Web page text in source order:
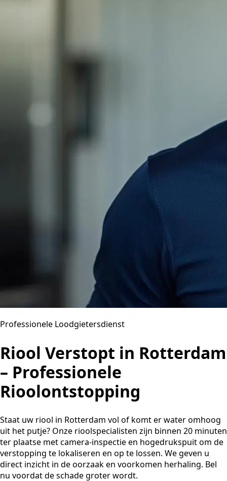
Professionele Loodgietersdienst
Riool Verstopt in Rotterdam
– Professionele
Rioolontstopping
Staat uw riool in Rotterdam vol of komt er water omhoog
uit het putje? Onze rioolspecialisten zijn binnen 20 minuten
ter plaatse met camera-inspectie en hogedrukspuit om de
verstopping te lokaliseren en op te lossen. We geven u
direct inzicht in de oorzaak en voorkomen herhaling. Bel
nu voordat de schade groter wordt.